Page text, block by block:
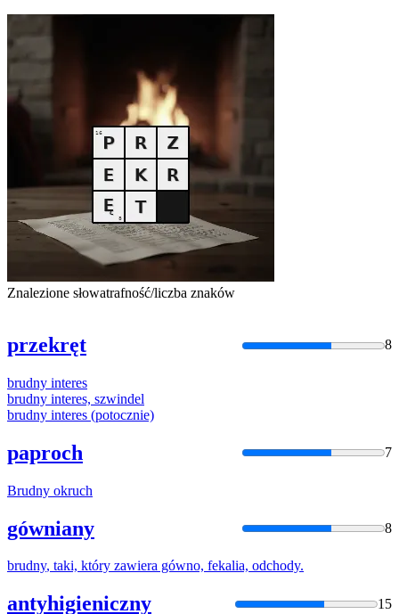
Znalezione słowatrafność/liczba znaków
przekręt 8
brudny interes
brudny interes, szwindel
brudny interes (potocznie)
paproch 7
Brudny okruch
gówniany 8
brudny, taki, który zawiera gówno, fekalia, odchody.
antyhigieniczny 15